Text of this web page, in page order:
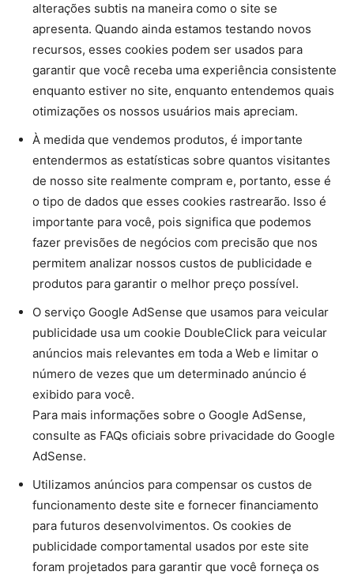
alterações subtis na maneira como o site se
apresenta. Quando ainda estamos testando novos
recursos, esses cookies podem ser usados ​​para
garantir que você receba uma experiência consistente
enquanto estiver no site, enquanto entendemos quais
otimizações os nossos usuários mais apreciam.
À medida que vendemos produtos, é importante
entendermos as estatísticas sobre quantos visitantes
de nosso site realmente compram e, portanto, esse é
o tipo de dados que esses cookies rastrearão. Isso é
importante para você, pois significa que podemos
fazer previsões de negócios com precisão que nos
permitem analizar nossos custos de publicidade e
produtos para garantir o melhor preço possível.
O serviço Google AdSense que usamos para veicular
publicidade usa um cookie DoubleClick para veicular
anúncios mais relevantes em toda a Web e limitar o
número de vezes que um determinado anúncio é
exibido para você.
Para mais informações sobre o Google AdSense,
consulte as FAQs oficiais sobre privacidade do Google
AdSense.
Utilizamos anúncios para compensar os custos de
funcionamento deste site e fornecer financiamento
para futuros desenvolvimentos. Os cookies de
publicidade comportamental usados ​​por este site
foram projetados para garantir que você forneça os